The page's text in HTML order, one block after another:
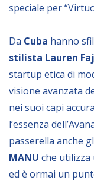
speciale per
Da Cuba hanno
stilista Lauren
startup etica di
visione avanzata
nei suoi capi
l’essenza
passerella anche
MANU che
ed è ormai un